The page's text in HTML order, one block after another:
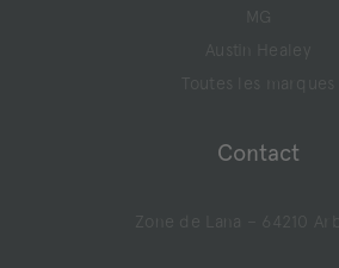
MG
Austin Healey
Toutes les marques
Contact
Zone de Lana – 64210